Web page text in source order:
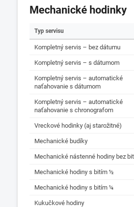
Mechanické hodinky
Typ servisu
Kompletný servis – bez dátumu
Kompletný servis – s dátumom
Kompletný servis – automatické
naťahovanie s dátumom
Kompletný servis – automatické
naťahovanie s chronografom
Vreckové hodinky (aj starožitné)
Mechanické budíky
Mechanické nástenné hodiny bez
Mechanické hodiny s bitím ½
Mechanické hodiny s bitím ¼
Kukučkové hodiny